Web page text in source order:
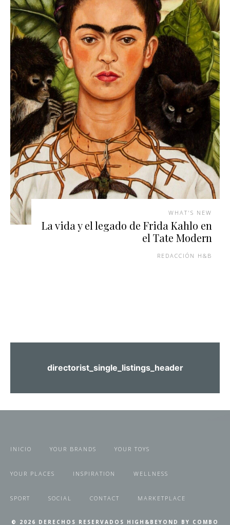
WHAT'S NEW
La vida y el legado de Frida Kahlo en
el Tate Modern
REDACCIÓN H&B
directorist_single_listings_header
INICIO YOUR BRANDS YOUR TOYS
YOUR PLACES INSPIRATION WELLNESS
SPORT SOCIAL CONTACT MARKETPLACE
© 2026 DERECHOS RESERVADOS HIGH&BEYOND BY COMBO